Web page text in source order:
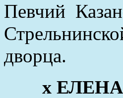
Певчий
дворца.
x ЕЛЕНА